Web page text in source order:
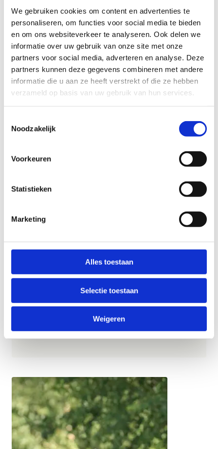
We gebruiken cookies om content en advertenties te
personaliseren, om functies voor social media te bieden
en om ons websiteverkeer te analyseren. Ook delen we
informatie over uw gebruik van onze site met onze
partners voor social media, adverteren en analyse. Deze
partners kunnen deze gegevens combineren met andere
informatie die u aan ze heeft verstrekt of die ze hebben
verzameld op basis van uw gebruik van hun services.
Noodzakelijk
Voorkeuren
Statistieken
Marketing
Alles toestaan
Selectie toestaan
Weigeren
De meerwaarde en het
nieuwe ruiter- en/of menroute alsook het lokaal
zowel de betrokkenheid van de plaatselijke club
en/of manege als een voorbereidende analyse van
de populaire ruiterpaden in de gemeente.
Een voorafgaande toetsing met lokale actoren zoals
sport-, mobiliteit- en milieudiensten en/of
adviesraden wordt sterk aanbevolen.